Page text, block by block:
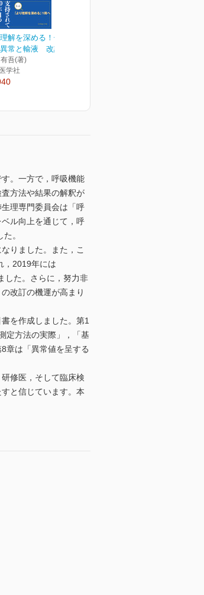
解を深める！体液電
常と輸液 改訂4版
吾(著)
学社
。一方で，呼吸機能
方法や結果の解釈が
理専門委員会は「呼
ル向上を通じて，呼
。
りました。また，こ
，2019年には
した。さらに，努力非
改訂の機運が高まり
を作成しました。第1
定方法の実際」，「基
章は「異常値を呈する
修医，そして臨床検
と信じています。本